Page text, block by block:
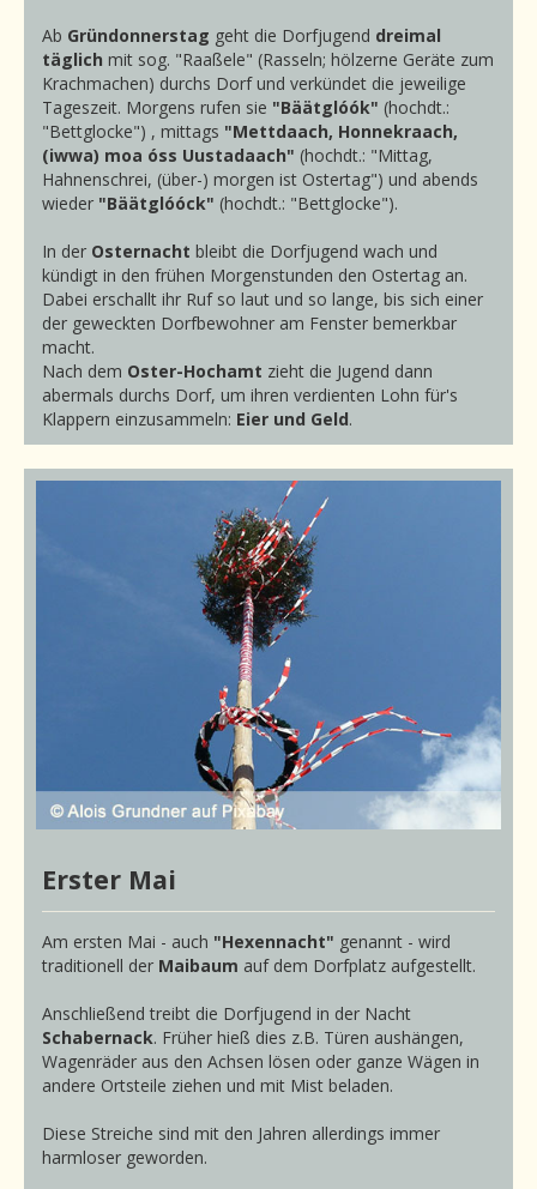
Ab Gründonnerstag geht die Dorfjugend dreimal
täglich mit sog. "Raaßele" (Rasseln; hölzerne Geräte zum
Krachmachen) durchs Dorf und verkündet die jeweilige
Tageszeit. Morgens rufen sie "Bäätglóók" (hochdt.:
"Bettglocke") , mittags "Mettdaach, Honnekraach,
(iwwa) moa óss Uustadaach" (hochdt.: "Mittag,
Hahnenschrei, (über-) morgen ist Ostertag") und abends
wieder "Bäätglóóck" (hochdt.: "Bettglocke").
In der Osternacht bleibt die Dorfjugend wach und
kündigt in den frühen Morgenstunden den Ostertag an.
Dabei erschallt ihr Ruf so laut und so lange, bis sich einer
der geweckten Dorfbewohner am Fenster bemerkbar
macht.
Nach dem Oster-Hochamt zieht die Jugend dann
abermals durchs Dorf, um ihren verdienten Lohn für's
Klappern einzusammeln: Eier und Geld.
Erster Mai
Am ersten Mai - auch "Hexennacht" genannt - wird
traditionell der Maibaum auf dem Dorfplatz aufgestellt.
Anschließend treibt die Dorfjugend in der Nacht
Schabernack. Früher hieß dies z.B. Türen aushängen,
Wagenräder aus den Achsen lösen oder ganze Wägen in
andere Ortsteile ziehen und mit Mist beladen.
Diese Streiche sind mit den Jahren allerdings immer
harmloser geworden.